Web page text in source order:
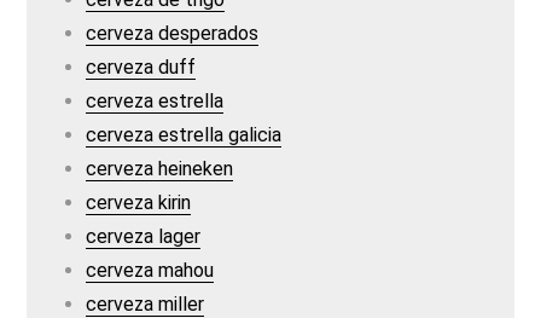
cerveza desperados
cerveza duff
cerveza estrella
cerveza estrella galicia
cerveza heineken
cerveza kirin
cerveza lager
cerveza mahou
cerveza miller